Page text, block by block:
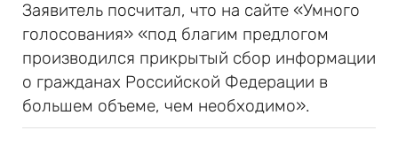
Заявитель посчитал, что на сайте «Умного
голосования» «под благим предлогом
производился прикрытый сбор информации
о гражданах Российской Федерации в
большем объеме, чем необходимо».